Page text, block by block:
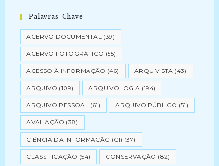
Palavras-Chave
ACERVO DOCUMENTAL (39)
ACERVO FOTOGRÁFICO (55)
ACESSO À INFORMAÇÃO (46) ARQUIVISTA (43)
ARQUIVO (109) ARQUIVOLOGIA (194)
ARQUIVO PESSOAL (61) ARQUIVO PÚBLICO (51)
AVALIAÇÃO (38)
CIÊNCIA DA INFORMAÇÃO (CI) (37)
CLASSIFICAÇÃO (54) CONSERVAÇÃO (82)